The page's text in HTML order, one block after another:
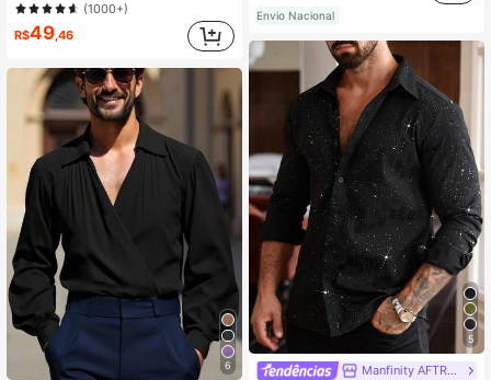
(1000+)
R$49,46
6
Envio Nacional
5
Manfinity AFTRDRK